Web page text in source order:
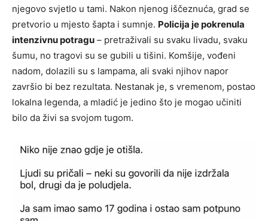
njegovo svjetlo u tami. Nakon njenog iščeznuća, grad se
pretvorio u mjesto šapta i sumnje. Policija je pokrenula
intenzivnu potragu – pretraživali su svaku livadu, svaku
šumu, no tragovi su se gubili u tišini. Komšije, vođeni
nadom, dolazili su s lampama, ali svaki njihov napor
završio bi bez rezultata. Nestanak je, s vremenom, postao
lokalna legenda, a mladić je jedino što je mogao učiniti
bilo da živi sa svojom tugom.